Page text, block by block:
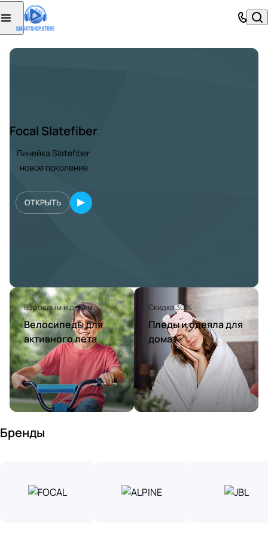
Focal Slatefiber
Линейка Slatefiber
новое поколение
ОТКРЫТЬ
Взрослым и детям
Велосипеды для
активного лета
Скидка 30%
Пледы и одеяла для
дома
Бренды